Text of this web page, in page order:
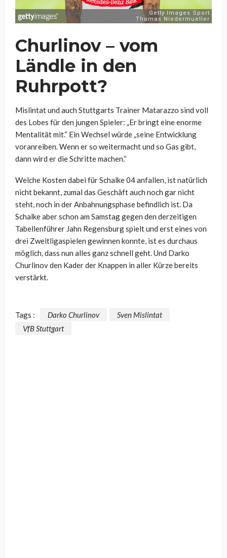
Churlinov – vom
Ländle in den
Ruhrpott?
Mislintat und auch Stuttgarts Trainer Matarazzo sind voll
des Lobes für den jungen Spieler: „Er bringt eine enorme
Mentalität mit.“ Ein Wechsel würde „seine Entwicklung
voranreiben. Wenn er so weitermacht und so Gas gibt,
dann wird er die Schritte machen.“
Welche Kosten dabei für Schalke 04 anfallen, ist natürlich
nicht bekannt, zumal das Geschäft auch noch gar nicht
steht, noch in der Anbahnungsphase befindlich ist. Da
Schalke aber schon am Samstag gegen den derzeitigen
Tabellenführer Jahn Regensburg spielt und erst eines von
drei Zweitligaspielen gewinnen konnte, ist es durchaus
möglich, dass nun alles ganz schnell geht. Und Darko
Churlinov den Kader der Knappen in aller Kürze bereits
verstärkt.
Tags : Darko Churlinov
Sven Mislintat
VfB Stuttgart